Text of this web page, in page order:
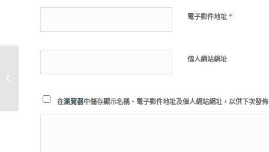
電子郵件地址 *
個人網站網址
在瀏覽器中儲存顯示名稱、電子郵件地址及個人網站網址，以供下次發佈
2018.12.4「臺日智慧防災科技研討